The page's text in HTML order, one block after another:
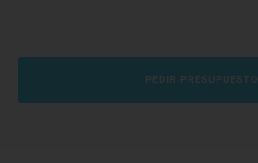
PEDIR PRESUPUESTO